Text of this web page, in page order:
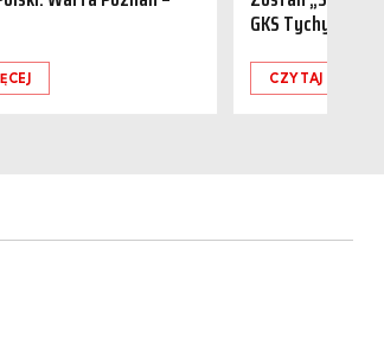
GKS Tychy
CZYTAJ WIĘCEJ